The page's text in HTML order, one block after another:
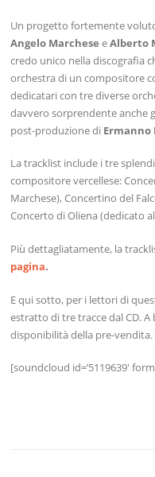
Un progetto fortemente
Angelo Marchese eAlberto
credo unico nella discografia
orchestra di un compositore
dedicatari con tre diverse
davvero sorprendente anche
post-produzione di Ermanno
La tracklist include i tre
compositore vercellese:
Marchese), Concertino del
Concerto di Oliena (dedicato
Più dettagliatamente, la
pagina.
E qui sotto, per i lettori di
estratto di tre tracce dal CD.
disponibilità della pre-vendita.
[soundcloud id=’5119639′